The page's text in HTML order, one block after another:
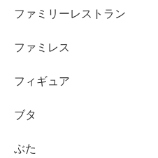
ファミリーレストラン
ファミレス
フィギュア
ブタ
ぶた